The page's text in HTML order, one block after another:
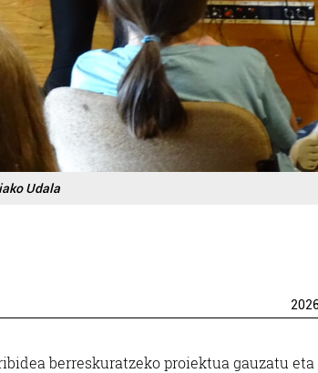
Udala
berreskuratzeko proiektua gauzatu eta